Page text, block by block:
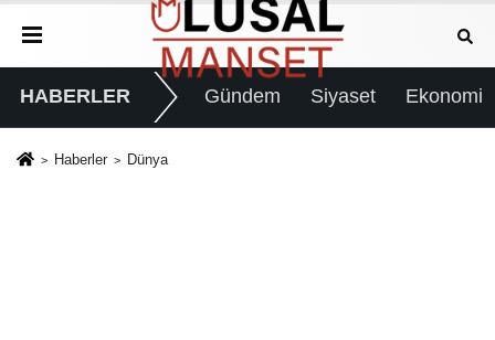
HABERLER Gündem Siyaset Ekonomi
Haberler Dünya